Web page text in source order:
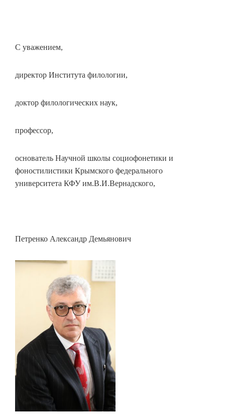
С уважением,
директор Института филологии,
доктор филологических наук,
профессор,
основатель Научной школы социофонетики и
фоностилистики Крымского федерального
университета КФУ им.В.И.Вернадского,
Петренко Александр Демьянович